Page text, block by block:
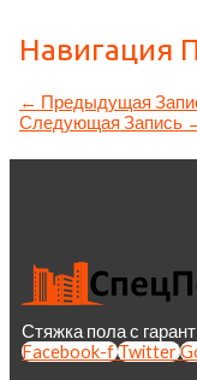
Навигация
← Предыдущая
Следующая Запись
Стяжка пола с
Facebook-fTwitter